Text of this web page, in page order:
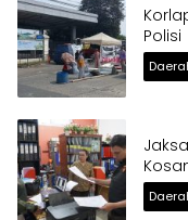
Polisi